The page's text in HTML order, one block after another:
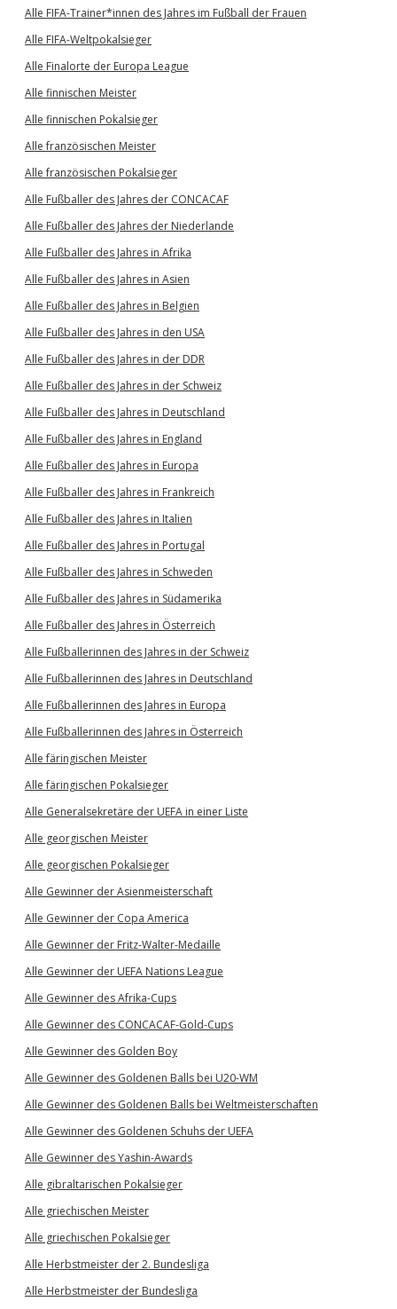
Alle FIFA-Trainer*innen des Jahres im Fußball der Frauen
Alle FIFA-Weltpokalsieger
Alle Finalorte der Europa League
Alle finnischen Meister
Alle finnischen Pokalsieger
Alle französischen Meister
Alle französischen Pokalsieger
Alle Fußballer des Jahres der CONCACAF
Alle Fußballer des Jahres der Niederlande
Alle Fußballer des Jahres in Afrika
Alle Fußballer des Jahres in Asien
Alle Fußballer des Jahres in Belgien
Alle Fußballer des Jahres in den USA
Alle Fußballer des Jahres in der DDR
Alle Fußballer des Jahres in der Schweiz
Alle Fußballer des Jahres in Deutschland
Alle Fußballer des Jahres in England
Alle Fußballer des Jahres in Europa
Alle Fußballer des Jahres in Frankreich
Alle Fußballer des Jahres in Italien
Alle Fußballer des Jahres in Portugal
Alle Fußballer des Jahres in Schweden
Alle Fußballer des Jahres in Südamerika
Alle Fußballer des Jahres in Österreich
Alle Fußballerinnen des Jahres in der Schweiz
Alle Fußballerinnen des Jahres in Deutschland
Alle Fußballerinnen des Jahres in Europa
Alle Fußballerinnen des Jahres in Österreich
Alle färingischen Meister
Alle färingischen Pokalsieger
Alle Generalsekretäre der UEFA in einer Liste
Alle georgischen Meister
Alle georgischen Pokalsieger
Alle Gewinner der Asienmeisterschaft
Alle Gewinner der Copa America
Alle Gewinner der Fritz-Walter-Medaille
Alle Gewinner der UEFA Nations League
Alle Gewinner des Afrika-Cups
Alle Gewinner des CONCACAF-Gold-Cups
Alle Gewinner des Golden Boy
Alle Gewinner des Goldenen Balls bei U20-WM
Alle Gewinner des Goldenen Balls bei Weltmeisterschaften
Alle Gewinner des Goldenen Schuhs der UEFA
Alle Gewinner des Yashin-Awards
Alle gibraltarischen Pokalsieger
Alle griechischen Meister
Alle griechischen Pokalsieger
Alle Herbstmeister der 2. Bundesliga
Alle Herbstmeister der Bundesliga